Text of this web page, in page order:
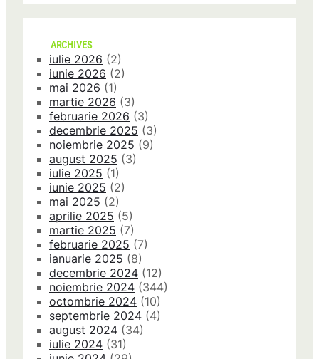
ARCHIVES
iulie 2026 (2)
iunie 2026 (2)
mai 2026 (1)
martie 2026 (3)
februarie 2026 (3)
decembrie 2025 (3)
noiembrie 2025 (9)
august 2025 (3)
iulie 2025 (1)
iunie 2025 (2)
mai 2025 (2)
aprilie 2025 (5)
martie 2025 (7)
februarie 2025 (7)
ianuarie 2025 (8)
decembrie 2024 (12)
noiembrie 2024 (344)
octombrie 2024 (10)
septembrie 2024 (4)
august 2024 (34)
iulie 2024 (31)